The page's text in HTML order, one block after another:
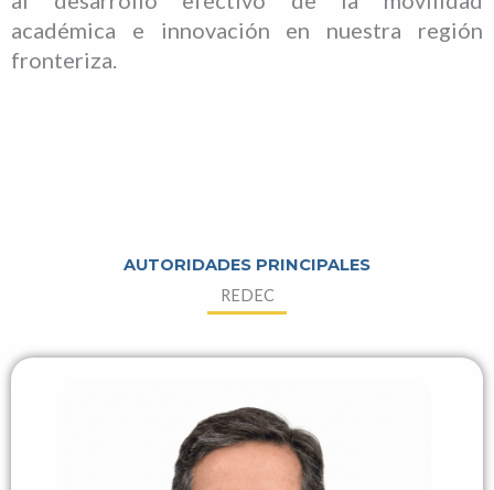
académica e innovación en nuestra región
fronteriza.
AUTORIDADES PRINCIPALES
REDEC